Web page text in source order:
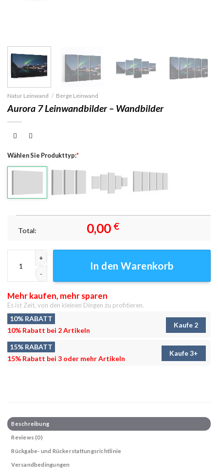
Natur Leinwand / Berge Leinwand
Aurora 7 Leinwandbilder – Wandbilder
Wählen Sie Produkttyp:*
Total: 0,00 €
In den Warenkorb
Mehr kaufen, mehr sparen
Es ist Zeit, von den kleinen Dingen zu profitieren.
10% RABATT
10% Rabatt bei 2 Artikeln
Kaufe 2
15% RABATT
15% Rabatt bei 3 oder mehr Artikeln
Kaufe 3+
Beschreibung
Reviews (0)
Rückgabe- und Rückerstattungsrichtlinie
Versandbedingungen